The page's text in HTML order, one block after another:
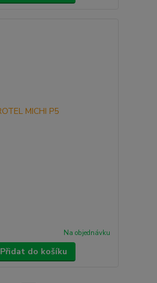
Na objednávku
Přidat do košíku